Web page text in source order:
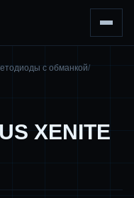
с обманкой/
XENITE